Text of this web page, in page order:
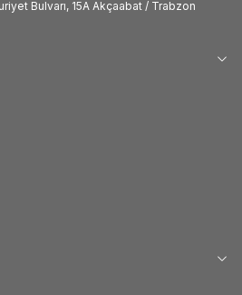
Bulvarı, 15A Akçaabat / Trabzon